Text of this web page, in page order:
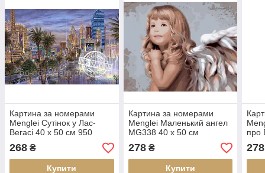
Картина за номерами
Menglei Сутінок у Лас-
Вегасі 40 х 50 см 950
місто
268 ₴
Купити
Картина за номерами
Menglei Маленький ангел
MG338 40 х 50 см
278₴
Купити
про
278